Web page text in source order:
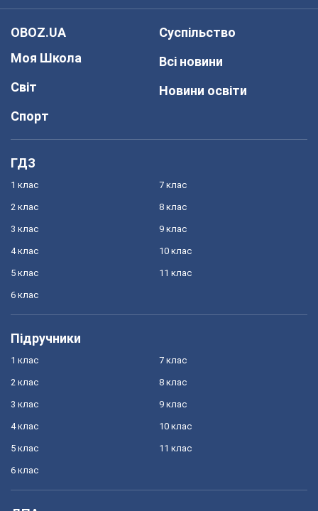
OBOZ.UA
Моя Школа
Світ
Спорт
Суспільство
Всі новини
Новини освіти
ГДЗ
1 клас
2 клас
3 клас
4 клас
5 клас
6 клас
7 клас
8 клас
9 клас
10 клас
11 клас
Підручники
1 клас
2 клас
3 клас
4 клас
5 клас
6 клас
7 клас
8 клас
9 клас
10 клас
11 клас